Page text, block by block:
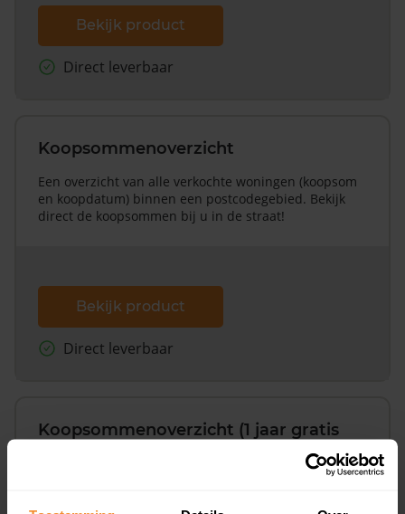
Bekijk product
Direct leverbaar
Koopsommenoverzicht
Een overzicht van alle verkochte woningen (koopsom
en koopdatum) binnen een postcodegebied. Bekijk
direct de koopsommen bij u in de straat!
Bekijk product
Direct leverbaar
Koopsommenoverzicht (1 jaar gratis